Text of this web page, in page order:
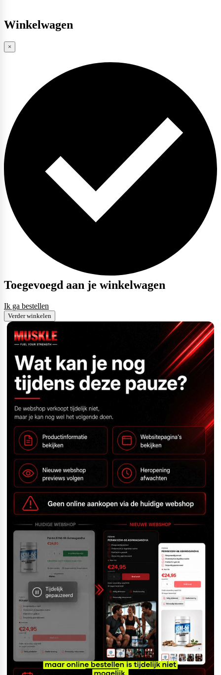
Supplement Needs
Trained By JP
Winkelwagen
×
Toegevoegd aan je winkelwagen
Ik ga bestellen
Verder winkelen